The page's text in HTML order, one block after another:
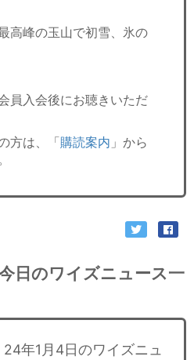
高峰の玉山で初雪、氷の
員入会後にお聴きいただ
方は、「購読案内 」から
日のワイズニュース一
年1月4日のワイズニュ